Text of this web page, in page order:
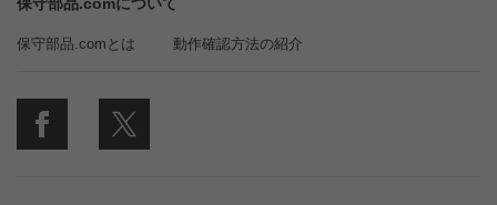
保守部品.comとは 動作確認方法の紹介